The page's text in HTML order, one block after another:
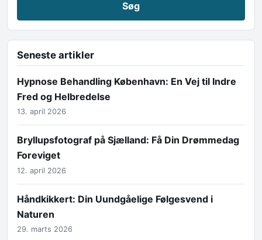
Seneste artikler
Hypnose Behandling København: En Vej til Indre
Fred og Helbredelse
13. april 2026
Bryllupsfotograf på Sjælland: Få Din Drømmedag
Foreviget
12. april 2026
Håndkikkert: Din Uundgåelige Følgesvend i
Naturen
29. marts 2026